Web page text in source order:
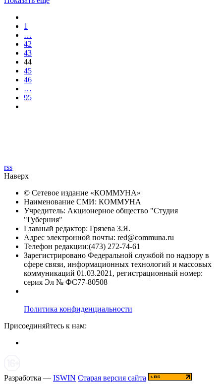
1
…
42
43
44
45
46
…
95
rss
Наверх
© Сетевое издание «КОММУНА»
Наименование СМИ: КОММУНА
Учредитель: Акционерное общество "Студия
"Губерния"
Главный редактор: Грязева З.Я.
Адрес электронной почты: red@communa.ru
Телефон редакции:(473) 272-74-61
Зарегистрировано Федеральной службой по надзору в
сфере связи, информационных технологий и массовых
коммуникаций 01.03.2021, регистрационный номер:
серия Эл № ФС77-80508
Политика конфиденциальности
Присоединяйтесь к нам:
Разработка — ISWIN Старая версия сайта